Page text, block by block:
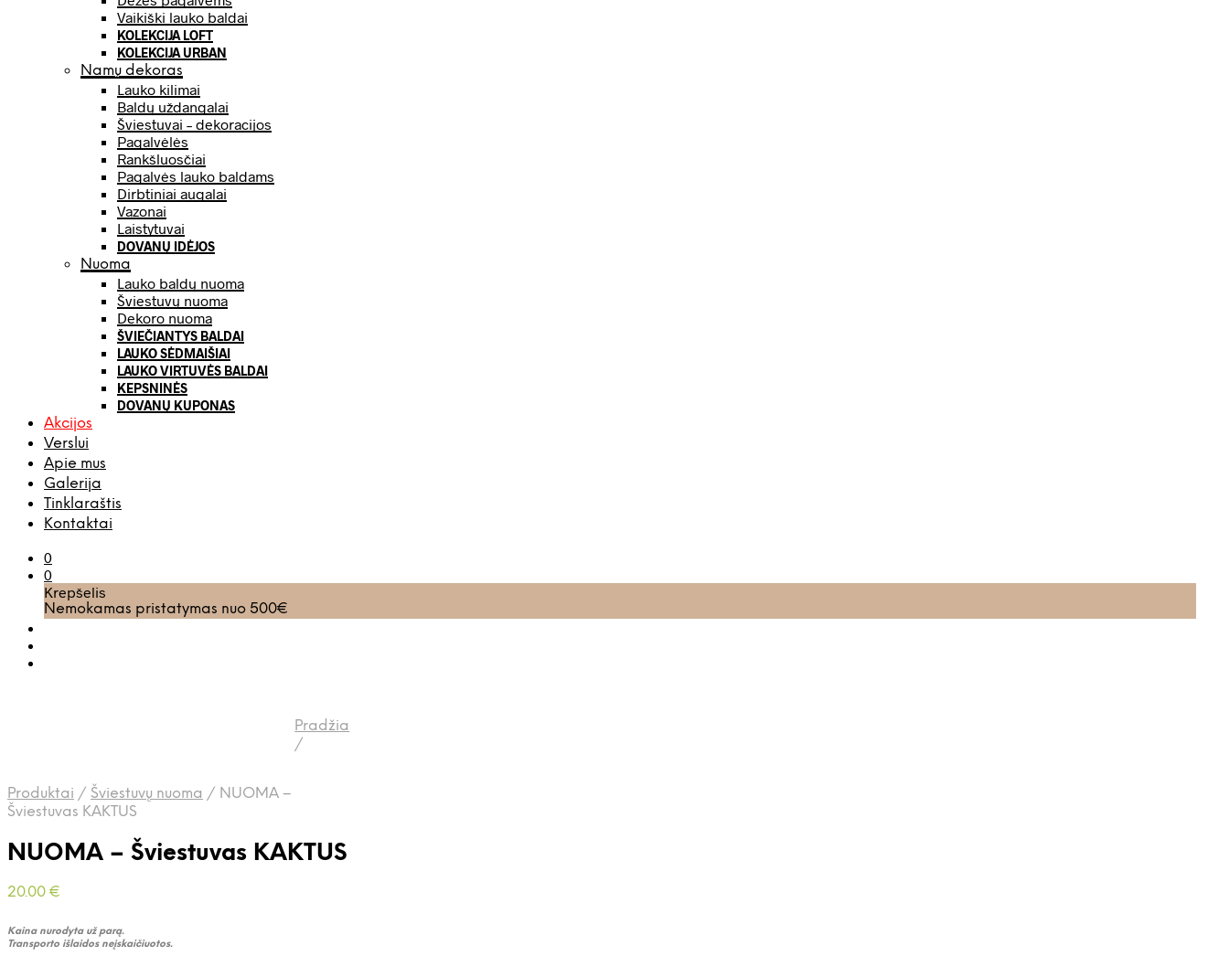
Vaikiški lauko baldai
KOLEKCIJA LOFT
KOLEKCIJA URBAN
Namų dekoras
Lauko kilimai
Baldų uždangalai
Šviestuvai – dekoracijos
Pagalvėlės
Rankšluosčiai
Pagalvės lauko baldams
Dirbtiniai augalai
Vazonai
Laistytuvai
DOVANŲ IDĖJOS
Nuoma
Lauko baldų nuoma
Šviestuvų nuoma
Dekoro nuoma
ŠVIEČIANTYS BALDAI
LAUKO SĖDMAIŠIAI
LAUKO VIRTUVĖS BALDAI
KEPSNINĖS
DOVANŲ KUPONAS
Akcijos
Verslui
Apie mus
Galerija
Tinklaraštis
Kontaktai
0
0
Krepšelis
Nemokamas pristatymas nuo 500€
Pradžia
/
Produktai / Šviestuvų nuoma / NUOMA –
Šviestuvas KAKTUS
NUOMA – Šviestuvas KAKTUS
20.00 €
Kaina nurodyta už parą.
Transporto išlaidos neįskaičiuotos.